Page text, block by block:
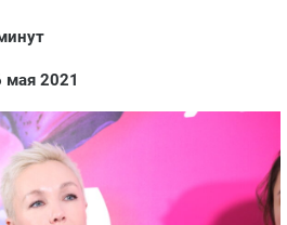
мая 2021